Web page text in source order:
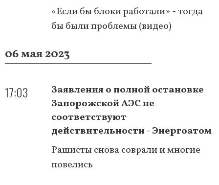
«Если бы блоки работали» - тогда
бы были проблемы (видео)
06 мая 2023
17:03
Заявления о полной остановке
Запорожской АЭС не
соответствуют
действительности - Энергоатом
Рашисты снова соврали и многие
повелись